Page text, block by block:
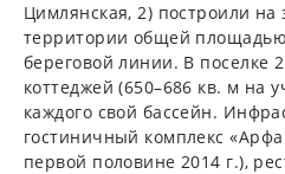
Цимлянская, 2) построили на
территории общей площадью
береговой линии. В поселке
коттеджей (650–686 кв. м на
каждого свой бассейн.
гостиничный комплекс
первой половине 2014 г.),